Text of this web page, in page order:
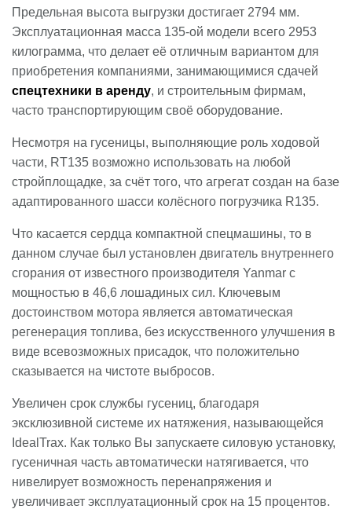
Предельная высота выгрузки достигает 2794 мм.
Эксплуатационная масса 135-ой модели всего 2953
килограмма, что делает её отличным вариантом для
приобретения компаниями, занимающимися сдачей
спецтехники в аренду, и строительным фирмам,
часто транспортирующим своё оборудование.
Несмотря на гусеницы, выполняющие роль ходовой
части, RT135 возможно использовать на любой
стройплощадке, за счёт того, что агрегат создан на базе
адаптированного шасси колёсного погрузчика R135.
Что касается сердца компактной спецмашины, то в
данном случае был установлен двигатель внутреннего
сгорания от известного производителя Yanmar с
мощностью в 46,6 лошадиных сил. Ключевым
достоинством мотора является автоматическая
регенерация топлива, без искусственного улучшения в
виде всевозможных присадок, что положительно
сказывается на чистоте выбросов.
Увеличен срок службы гусениц, благодаря
эксклюзивной системе их натяжения, называющейся
IdealTrax. Как только Вы запускаете силовую установку,
гусеничная часть автоматически натягивается, что
нивелирует возможность перенапряжения и
увеличивает эксплуатационный срок на 15 процентов.